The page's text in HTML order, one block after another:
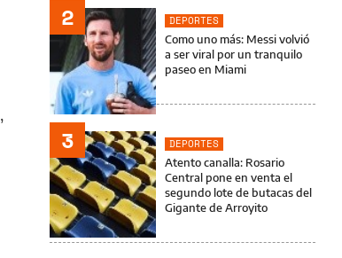
2
DEPORTES
Como uno más: Messi volvió
a ser viral por un tranquilo
paseo en Miami
3
DEPORTES
Atento canalla: Rosario
Central pone en venta el
segundo lote de butacas del
Gigante de Arroyito